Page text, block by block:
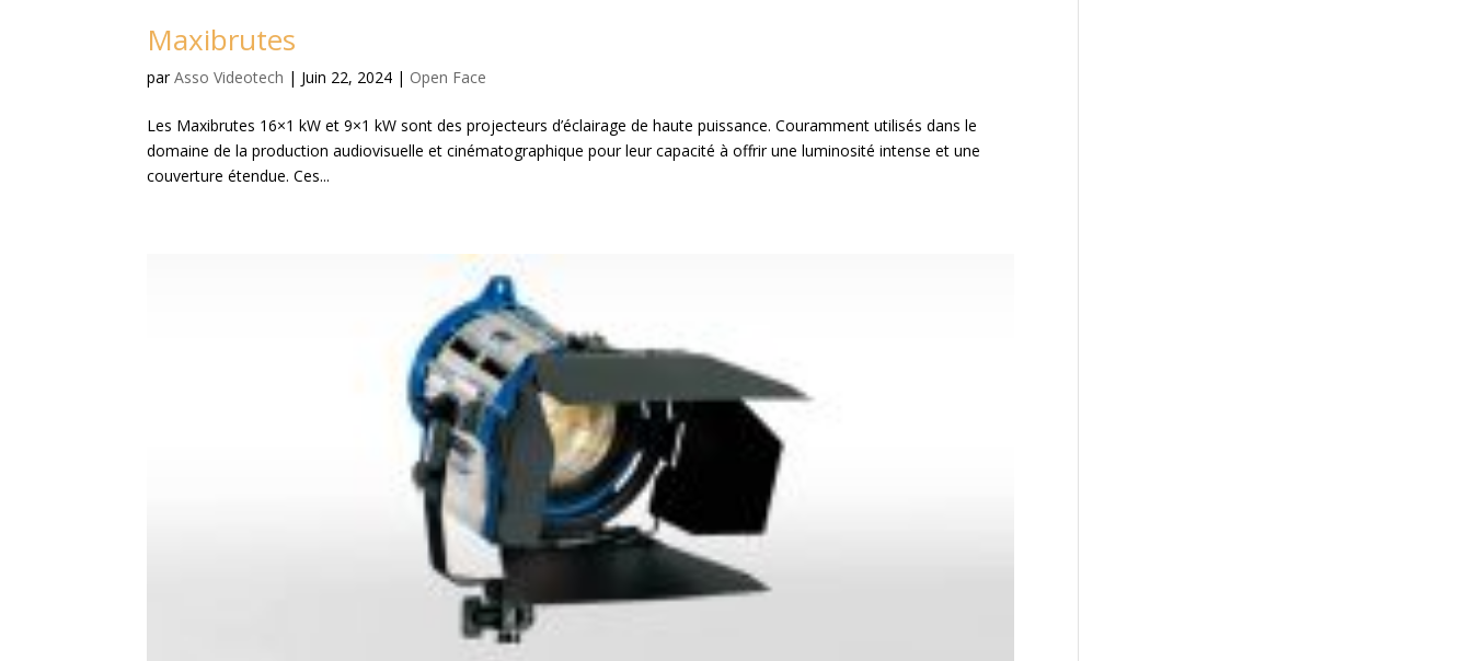
Maxibrutes
parAsso Videotech | Juin 22, 2024 | Open Face
Les Maxibrutes 16×1 kW et 9×1 kW sont des projecteurs d’éclairage de haute puissance. Couramment utilisés dans le
domaine de la production audiovisuelle et cinématographique pour leur capacité à offrir une luminosité intense et une
couverture étendue. Ces...